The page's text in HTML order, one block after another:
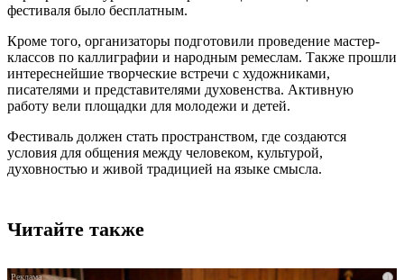
фестиваля было бесплатным.
Кроме того, организаторы подготовили проведение мастер-
классов по каллиграфии и народным ремеслам. Также прошли
интереснейшие творческие встречи с художниками,
писателями и представителями духовенства. Активную
работу вели площадки для молодежи и детей.
Фестиваль должен стать пространством, где создаются
условия для общения между человеком, культурой,
духовностью и живой традицией на языке смысла.
Читайте также
i